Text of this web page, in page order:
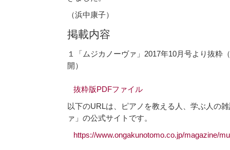
（浜中康子）
掲載内容
１「ムジカノーヴァ」2017年10月号より抜粋
開）
抜粋版PDFファイル
以下のURLは、ピアノを教える人、学ぶ人の
ァ」の公式サイトです。
https://www.ongakunotomo.co.jp/magazine/